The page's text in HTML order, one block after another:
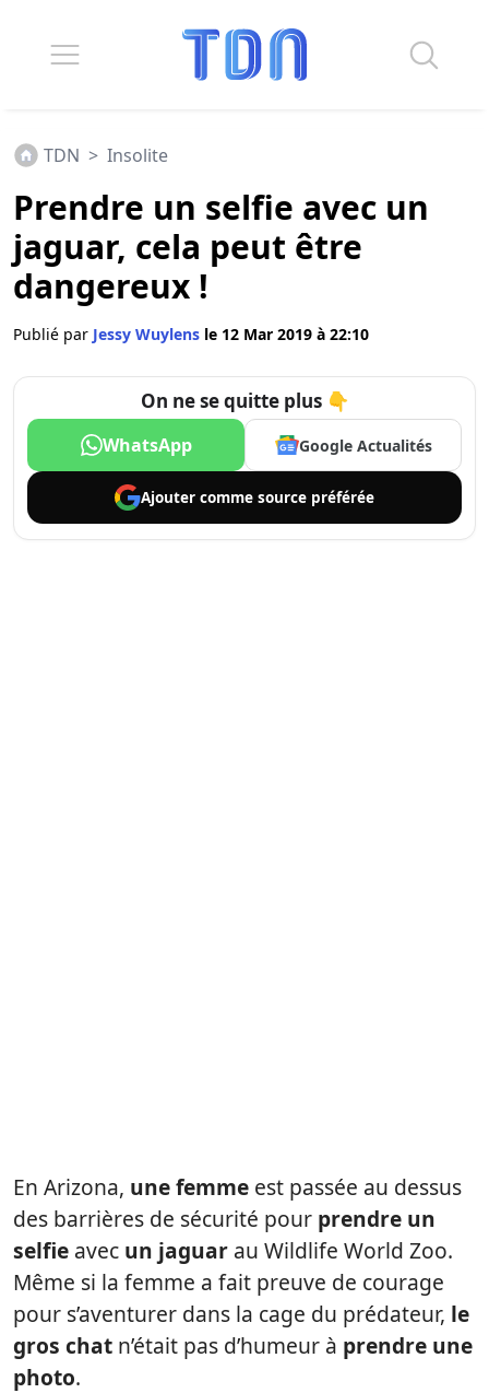
TDN > Insolite
Prendre un selfie avec un
jaguar, cela peut être
dangereux !
Publié par Jessy Wuylens le 12 Mar 2019 à 22:10
On ne se quitte plus 👇
WhatsApp Google Actualités
Ajouter comme source préférée
En Arizona, une femme est passée au dessus
des barrières de sécurité pour prendre un
selfie avec un jaguar au Wildlife World Zoo.
Même si la femme a fait preuve de courage
pour s’aventurer dans la cage du prédateur, le
gros chat n’était pas d’humeur à prendre une
photo.